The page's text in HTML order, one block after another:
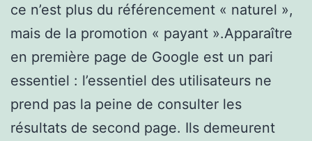
ce n’est plus du référencement « naturel »,
mais de la promotion « payant ».Apparaître
en première page de Google est un pari
essentiel : l’essentiel des utilisateurs ne
prend pas la peine de consulter les
résultats de second page. Ils demeurent